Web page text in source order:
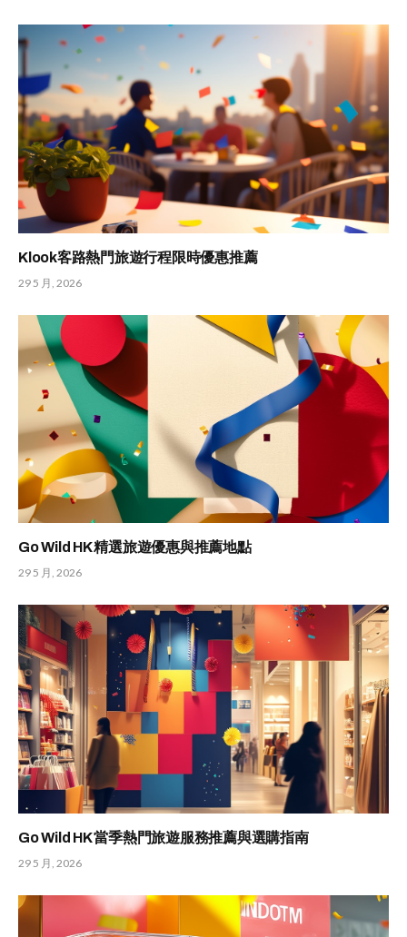
Klook客路熱門旅遊行程限時優惠推薦
29 5 月, 2026
Go Wild HK 精選旅遊優惠與推薦地點
29 5 月, 2026
Go Wild HK 當季熱門旅遊服務推薦與選購指南
29 5 月, 2026